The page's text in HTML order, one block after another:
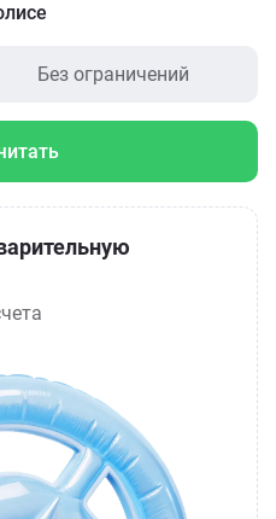
Без ограничений